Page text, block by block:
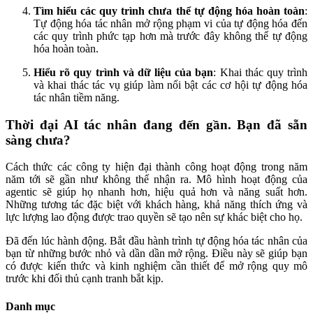
Tìm hiểu các quy trình chưa thể tự động hóa hoàn toàn:
Tự động hóa tác nhân mở rộng phạm vi của tự động hóa đến
các quy trình phức tạp hơn mà trước đây không thể tự động
hóa hoàn toàn.
Hiểu rõ quy trình và dữ liệu của bạn: Khai thác quy trình
và khai thác tác vụ giúp làm nổi bật các cơ hội tự động hóa
tác nhân tiềm năng.
Thời đại AI tác nhân đang đến gần. Bạn đã sẵn
sàng chưa?
Cách thức các công ty hiện đại thành công hoạt động trong năm
năm tới sẽ gần như không thể nhận ra. Mô hình hoạt động của
agentic sẽ giúp họ nhanh hơn, hiệu quả hơn và năng suất hơn.
Những tương tác đặc biệt với khách hàng, khả năng thích ứng và
lực lượng lao động được trao quyền sẽ tạo nên sự khác biệt cho họ.
Đã đến lúc hành động. Bắt đầu hành trình tự động hóa tác nhân của
bạn từ những bước nhỏ và dần dần mở rộng. Điều này sẽ giúp bạn
có được kiến thức và kinh nghiệm cần thiết để mở rộng quy mô
trước khi đối thủ cạnh tranh bắt kịp.
Danh mục